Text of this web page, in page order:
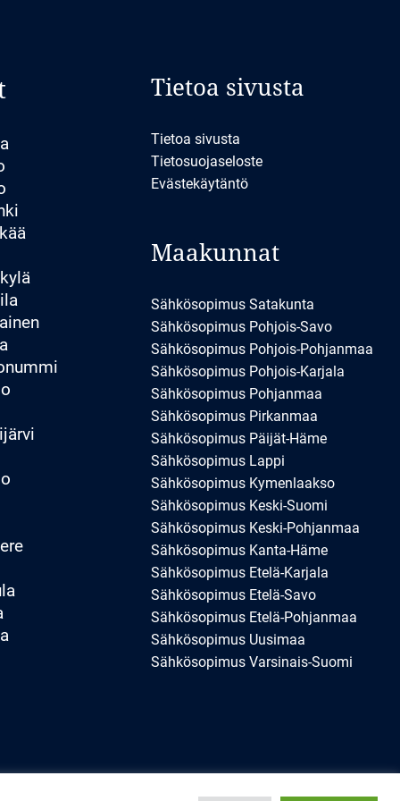
Tietoa sivusta
Tietoa sivusta
Tietosuojaseloste
Evästekäytäntö
Maakunnat
Sähkösopimus Satakunta
Sähkösopimus Pohjois-Savo
Sähkösopimus Pohjois-Pohjanmaa
Sähkösopimus Pohjois-Karjala
Sähkösopimus Pohjanmaa
Sähkösopimus Pirkanmaa
Sähkösopimus Päijät-Häme
Sähkösopimus Lappi
Sähkösopimus Kymenlaakso
Sähkösopimus Keski-Suomi
Sähkösopimus Keski-Pohjanmaa
Sähkösopimus Kanta-Häme
Sähkösopimus Etelä-Karjala
Sähkösopimus Etelä-Savo
Sähkösopimus Etelä-Pohjanmaa
Sähkösopimus Uusimaa
Sähkösopimus Varsinais-Suomi